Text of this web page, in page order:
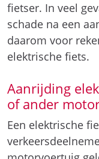
fietser. In veel
schade na een
daarom voor
elektrische fiets.
Aanrijding
of ander
Een elektrische